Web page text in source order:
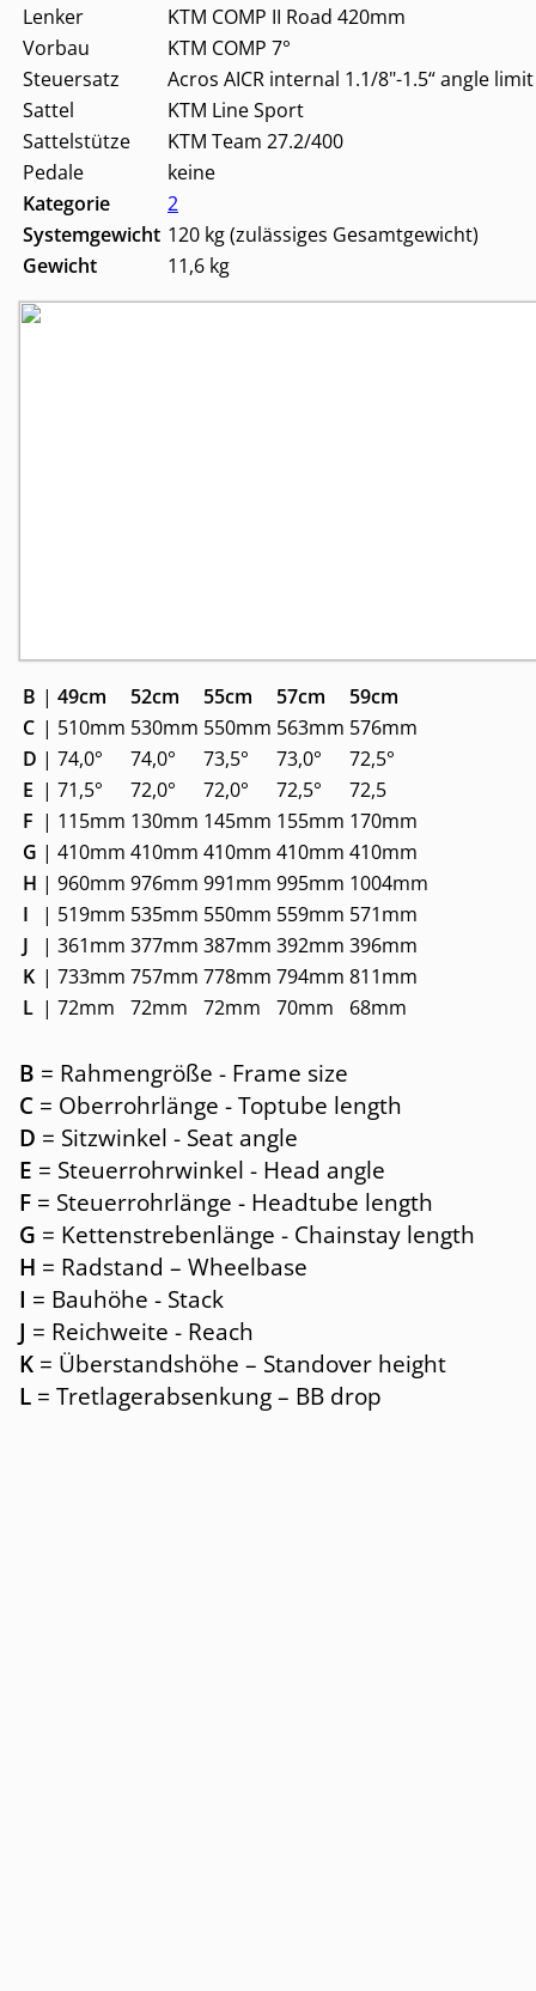
Lenker
KTM COMP II Road 420mm
Vorbau
KTM COMP 7°
Steuersatz
Acros AICR internal 1.1/8"-1.5“ angle limit
Sattel
KTM Line Sport
Sattelstütze
KTM Team 27.2/400
Pedale
keine
Kategorie
2
Systemgewicht 120 kg (zulässiges Gesamtgewicht)
Gewicht
11,6 kg
B | 49cm 52cm 55cm 57cm
59cm
C | 510mm 530mm 550mm 563mm 576mm
D | 74,0° 74,0° 73,5° 73,0°
72,5°
E | 71,5° 72,0° 72,0° 72,5°
72,5
F | 115mm 130mm 145mm 155mm 170mm
G | 410mm 410mm 410mm 410mm 410mm
H | 960mm 976mm 991mm 995mm 1004mm
I
| 519mm 535mm 550mm 559mm 571mm
J
| 361mm 377mm 387mm 392mm 396mm
K | 733mm 757mm 778mm 794mm 811mm
L | 72mm 72mm 72mm 70mm 68mm
B = Rahmengröße - Frame size
C = Oberrohrlänge - Toptube length
D = Sitzwinkel - Seat angle
E = Steuerrohrwinkel - Head angle
F = Steuerrohrlänge - Headtube length
G = Kettenstrebenlänge - Chainstay length
H = Radstand – Wheelbase
I = Bauhöhe - Stack
J = Reichweite - Reach
K = Überstandshöhe – Standover height
L = Tretlagerabsenkung – BB drop